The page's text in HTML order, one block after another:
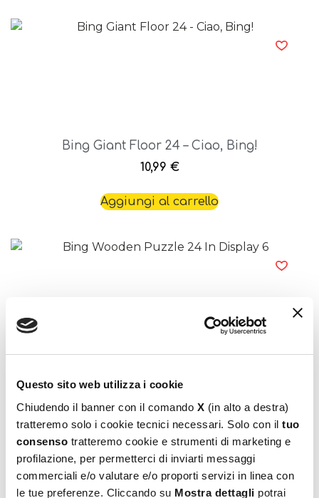
Questo sito web utilizza i cookie
Chiudendo il banner con il comando X (in alto a destra)
tratteremo solo i cookie tecnici necessari. Solo con il tuo
consenso tratteremo cookie e strumenti di marketing e
profilazione, per permetterci di inviarti messaggi
commerciali e/o valutare e/o proporti servizi in linea con
le tue preferenze. Cliccando su Mostra dettagli potrai
Bing Giant Floor 24 – Ciao, Bing!
10,99 €
Aggiungi al carrello
10,99€
Leggi tutto